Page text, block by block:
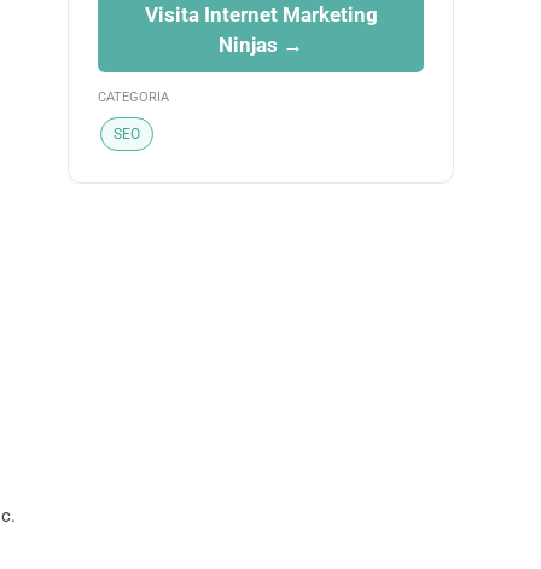
Visita Internet Marketing
Ninjas →
CATEGORIA
SEO